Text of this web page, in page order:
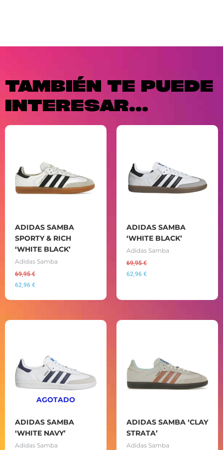
TAMBIÉN TE PUEDE
INTERESAR...
ADIDAS SAMBA
SPORTY & RICH
‘WHITE BLACK’
Adidas Samba
69,95€
62,96 €
ADIDAS SAMBA
‘WHITE BLACK’
Adidas Samba
69,95€
62,96 €
AGOTADO
ADIDAS SAMBA
‘WHITE NAVY’
Adidas Samba
ADIDAS SAMBA ‘CLAY
STRATA’
Adidas Samba